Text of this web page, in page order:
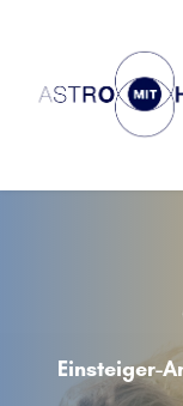
Einsteiger-